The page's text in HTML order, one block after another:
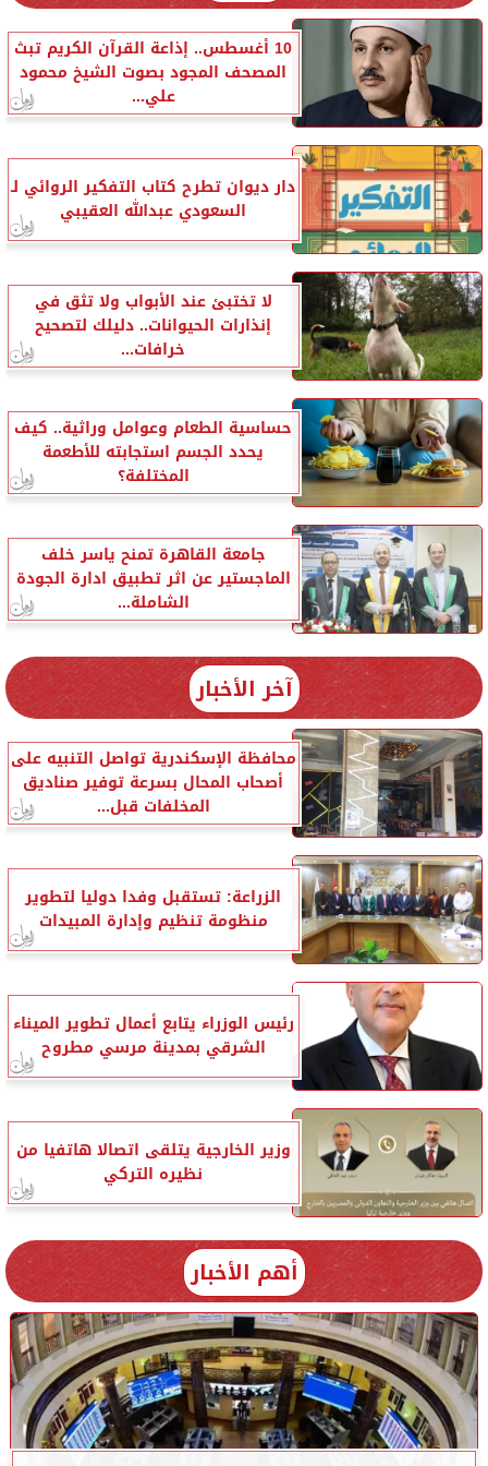
10 أغسطس.. إذاعة القرآن الكريم تبث
المصحف المجود بصوت الشيخ محمود
علي...
دار ديوان تطرح كتاب التفكير الروائي لـ
السعودي عبدالله العقيبي
لا تختبئ عند الأبواب ولا تثق في
إنذارات الحيوانات.. دليلك لتصحيح
خرافات...
حساسية الطعام وعوامل وراثية.. كيف
يحدد الجسم استجابته للأطعمة
المختلفة؟
جامعة القاهرة تمنح ياسر خلف
الماجستير عن اثر تطبيق ادارة الجودة
الشاملة...
آخر الأخبار
محافظة الإسكندرية تواصل التنبيه على
أصحاب المحال بسرعة توفير صناديق
المخلفات قبل...
الزراعة: تستقبل وفدا دوليا لتطوير
منظومة تنظيم وإدارة المبيدات
رئيس الوزراء يتابع أعمال تطوير الميناء
الشرقي بمدينة مرسي مطروح
وزير الخارجية يتلقى اتصالا هاتفيا من
نظيره التركي
أهم الأخبار